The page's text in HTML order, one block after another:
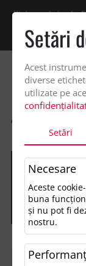
Vindem exclusiv catre
ACASA
Setări
Acest
diverse
utilizate pe
Setări
Necesare
Aceste
buna
și nu pot fi
nostru.